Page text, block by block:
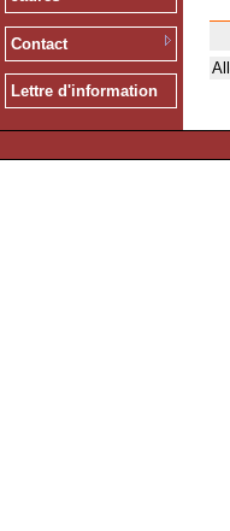
Contact
Lettre d'information